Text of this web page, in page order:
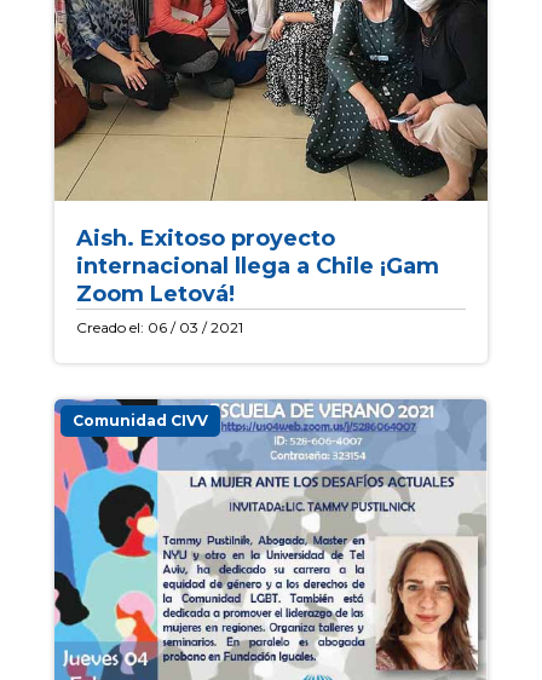
Aish. Exitoso proyecto
internacional llega a Chile ¡Gam
Zoom Letová!
Creado el: 06 / 03 / 2021
Comunidad CIVV